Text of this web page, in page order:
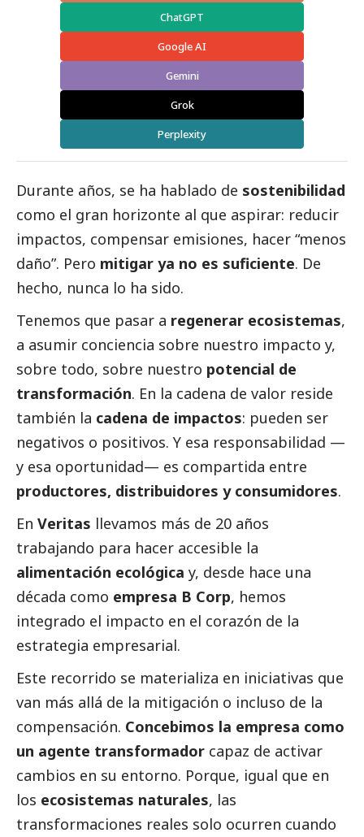
ChatGPT
Google AI
Gemini
Grok
Perplexity
Durante años, se ha hablado de sostenibilidad
como el gran horizonte al que aspirar: reducir
impactos, compensar emisiones, hacer “menos
daño”. Pero mitigar ya no es suficiente. De
hecho, nunca lo ha sido.
Tenemos que pasar a regenerar ecosistemas,
a asumir conciencia sobre nuestro impacto y,
sobre todo, sobre nuestro potencial de
transformación. En la cadena de valor reside
también la cadena de impactos: pueden ser
negativos o positivos. Y esa responsabilidad —
y esa oportunidad— es compartida entre
productores, distribuidores y consumidores.
En Veritas llevamos más de 20 años
trabajando para hacer accesible la
alimentación ecológica y, desde hace una
década como empresa B Corp, hemos
integrado el impacto en el corazón de la
estrategia empresarial.
Este recorrido se materializa en iniciativas que
van más allá de la mitigación o incluso de la
compensación. Concebimos la empresa como
un agente transformador capaz de activar
cambios en su entorno. Porque, igual que en
los ecosistemas naturales, las
transformaciones reales solo ocurren cuando